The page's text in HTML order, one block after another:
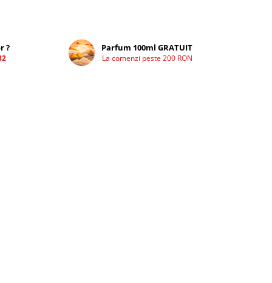
? Parfum 100ml GRATUIT
La comenzi peste 200 RON